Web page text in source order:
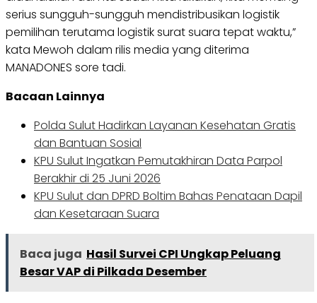
serius sungguh-sungguh mendistribusikan logistik
pemilihan terutama logistik surat suara tepat waktu,”
kata Mewoh dalam rilis media yang diterima
MANADONES sore tadi.
Bacaan Lainnya
Polda Sulut Hadirkan Layanan Kesehatan Gratis
dan Bantuan Sosial
KPU Sulut Ingatkan Pemutakhiran Data Parpol
Berakhir di 25 Juni 2026
KPU Sulut dan DPRD Boltim Bahas Penataan Dapil
dan Kesetaraan Suara
Baca juga Hasil Survei CPI Ungkap Peluang
Besar VAP di Pilkada Desember